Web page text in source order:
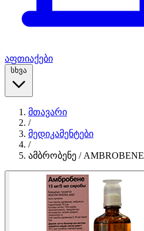
აფთიაქები
სხვა
მთავარი
/
მედიკამენტები
/
ამბრობენე / AMBROBENE